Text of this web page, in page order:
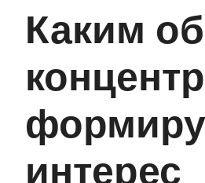
Каким
интерес